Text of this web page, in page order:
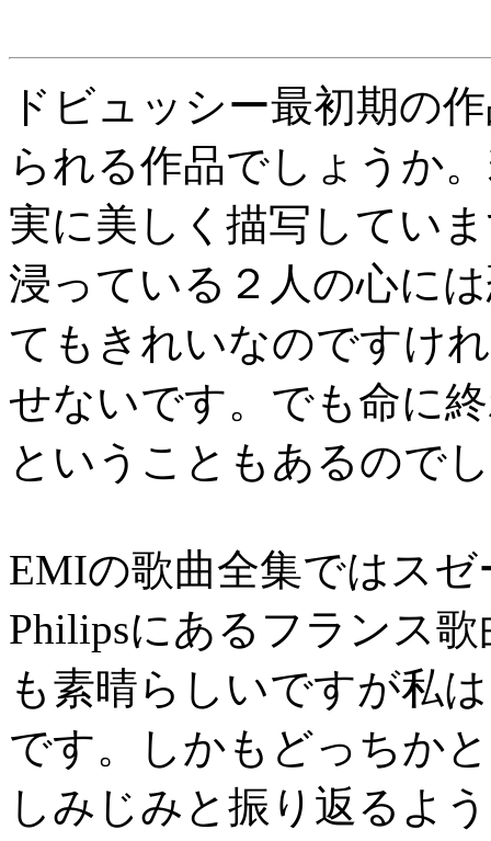
ドビュッシー最初期の
られる作品でしょうか
実に美しく描写してい
浸っている２人の心に
てもきれいなのですけ
せないです。でも命に
ということもあるので
EMIの歌曲全集ではス
Philipsにあるフランス
も素晴らしいですが私
です。しかもどっちか
しみじみと振り返るよ